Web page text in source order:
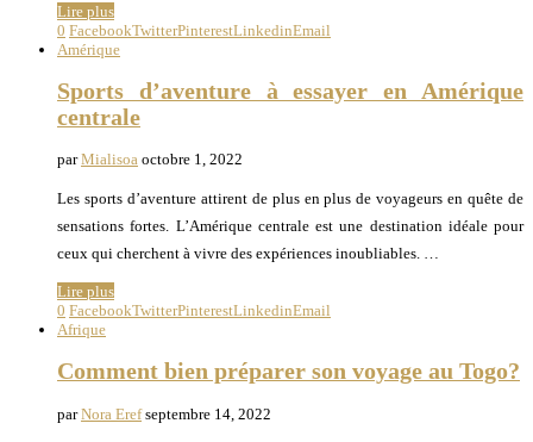
Lire plus
0 FacebookTwitterPinterestLinkedinEmail
Amérique
Sports d’aventure à essayer en Amérique
centrale
parMialisoa octobre 1, 2022
Les sports d’aventure attirent de plus en plus de voyageurs en quête de
sensations fortes. L’Amérique centrale est une destination idéale pour
ceux qui cherchent à vivre des expériences inoubliables. …
Lire plus
0 FacebookTwitterPinterestLinkedinEmail
Afrique
Comment bien préparer son voyage au Togo?
parNora Eref septembre 14, 2022